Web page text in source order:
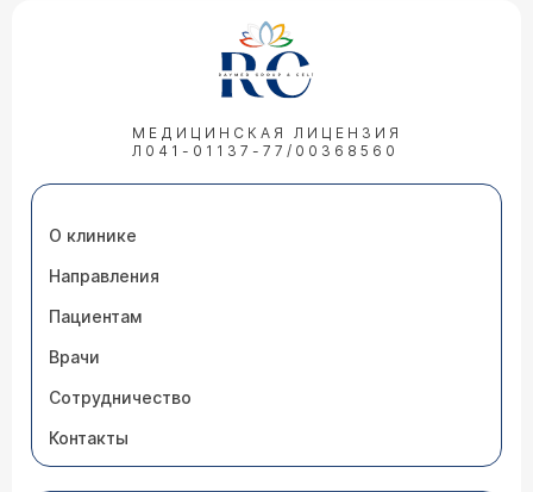
МЕДИЦИНСКАЯ ЛИЦЕНЗИЯ
Л041-01137-77/00368560
О клинике
Направления
Пациентам
Врачи
Сотрудничество
Контакты